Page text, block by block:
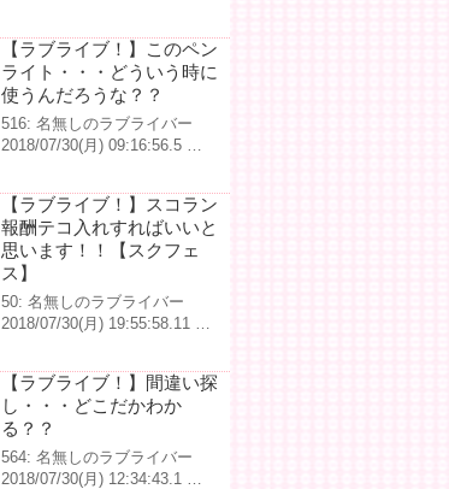
【ラブライブ！】このペン
ライト・・・どういう時に
使うんだろうな？？
516: 名無しのラブライバー
2018/07/30(月) 09:16:56.5 …
【ラブライブ！】スコラン
報酬テコ入れすればいいと
思います！！【スクフェ
ス】
50: 名無しのラブライバー
2018/07/30(月) 19:55:58.11 …
【ラブライブ！】間違い探
し・・・どこだかわか
る？？
564: 名無しのラブライバー
2018/07/30(月) 12:34:43.1 …